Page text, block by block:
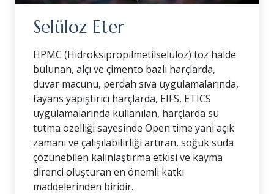
Selüloz Eter
HPMC (Hidroksipropilmetilselüloz) toz halde
bulunan, alçı ve çimento bazlı harçlarda,
duvar macunu, perdah sıva uygulamalarında,
fayans yapıştırıcı harçlarda, EIFS, ETICS
uygulamalarında kullanılan, harçlarda su
tutma özelliği sayesinde Open time yani açık
zamanı ve çalışılabilirliği artıran, soğuk suda
çözünebilen kalınlaştırma etkisi ve kayma
direnci oluşturan en önemli katkı
maddelerinden biridir.